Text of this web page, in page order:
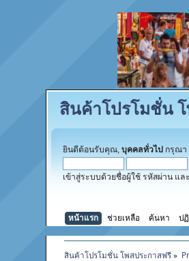
สินค้าโปรโมชั่น
ยินดีต้อนรับคุณ,บุคคลทั่วไป กรุณา
เข้าสู่ระบบด้วยชื่อผู้ใช้ รหัสผ่าน แล
หน้าแรก ช่วยเหลือ ค้นหา ป
สินค้าโปรโมชั่น โพสประกาสฟรี»